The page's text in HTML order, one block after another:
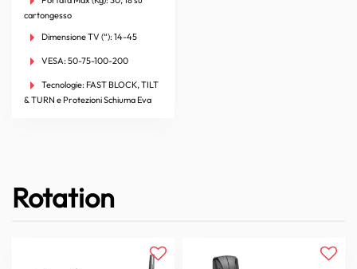
cartongesso
Dimensione TV (“): 14-45
VESA: 50-75-100-200
Tecnologie: FAST BLOCK, TILT
& TURN e Protezioni Schiuma Eva
Rotation